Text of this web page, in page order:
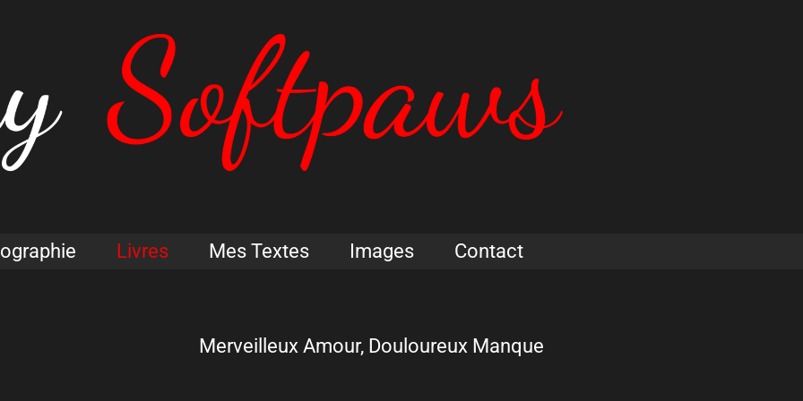
Livres Mes Textes Images Contact
Merveilleux Amour, Douloureux Manque